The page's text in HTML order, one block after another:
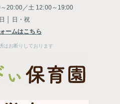
20:00／土 12:00～19:00
│ 日・祝
ームはこちら
はお断りしております